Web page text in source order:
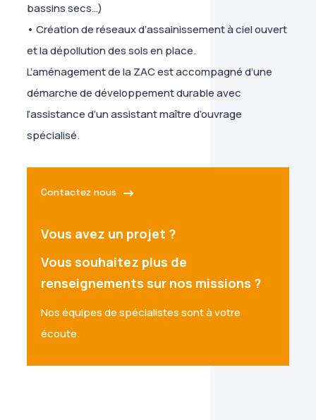
bassins secs…)
• Création de réseaux d’assainissement à ciel ouvert
et la dépollution des sols en place.
L’aménagement de la ZAC est accompagné d’une
démarche de développement durable avec
l’assistance d’un assistant maître d’ouvrage
spécialisé.
Contactez nous
Vous avez un projet ?
Vous souhaitez plus de
renseignements sur nos missions ?
Nos équipes de spécialistes sont à votre
écoute.